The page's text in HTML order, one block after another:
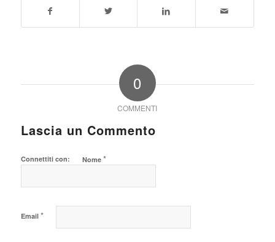
0
COMMENTI
Lascia un Commento
Connettiti con: Nome *
Email *